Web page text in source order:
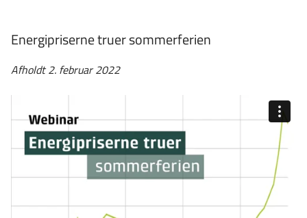
Energipriserne truer sommerferien
Afholdt 2. februar 2022